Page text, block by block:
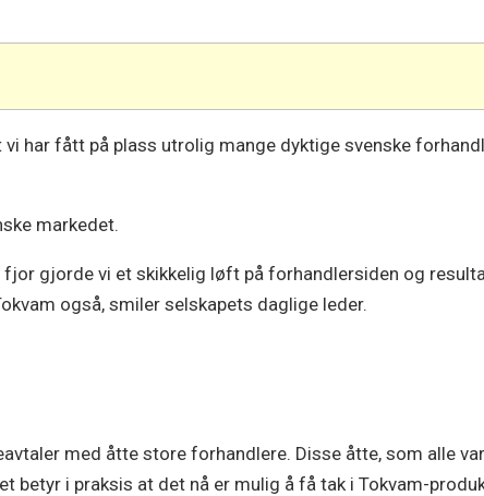
har fått på plass utrolig mange dyktige svenske
markedet.
gjorde vi et skikkelig løft på forhandlersiden og
også, smiler selskapets daglige leder.
med åtte store forhandlere. Disse åtte, som alle
betyr i praksis at det nå er mulig å få tak i Tokvam-